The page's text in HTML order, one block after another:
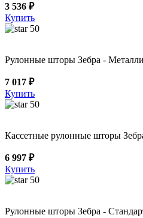
3 536 ₽
Купить
50
Рулонные шторы Зебра -
7 017 ₽
Купить
50
Кассетные рулонные шторы
6 997 ₽
Купить
50
Рулонные шторы Зебра -